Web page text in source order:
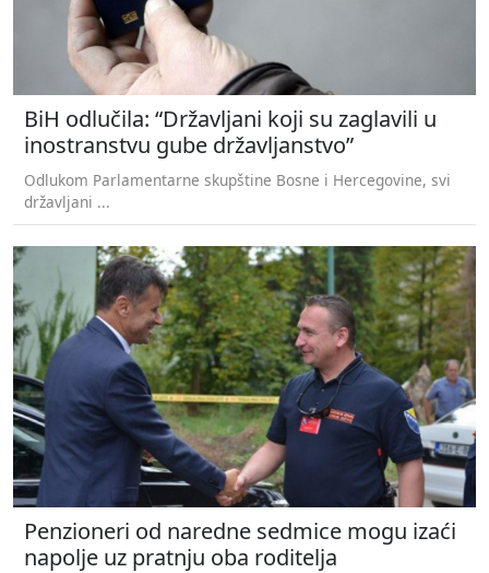
BiH odlučila: “Državljani koji su zaglavili u
inostranstvu gube državljanstvo”
Odlukom Parlamentarne skupštine Bosne i Hercegovine, svi
državljani ...
Penzioneri od naredne sedmice mogu izaći
napolje uz pratnju oba roditelja